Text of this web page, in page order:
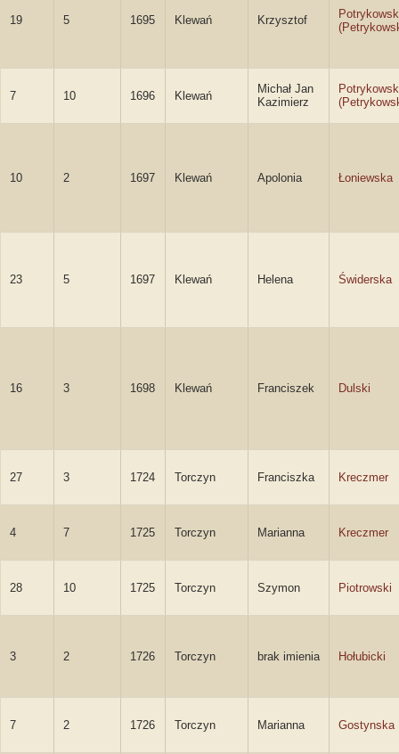
19 5 1695 Klewań Krzysztof
7 10 1696 Klewań
Michał Jan
Kazimierz
10 2 1697 Klewań Apolonia Łoniewska
23 5 1697 Klewań Helena Świderska
16 3 1698 Klewań Franciszek Dulski
27 3 1724 Torczyn Franciszka Kreczmer
4 7 1725 Torczyn Marianna Kreczmer
28 10 1725 Torczyn Szymon Piotrowski
3 2 1726 Torczyn brak imienia Hołubicki
7 2 1726 Torczyn Marianna Gostynska